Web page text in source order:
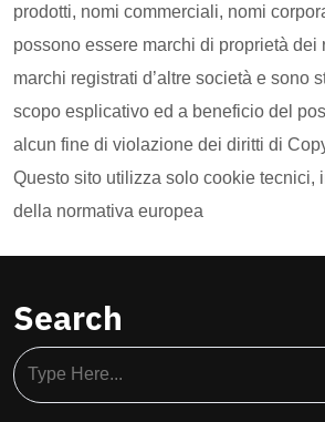
prodotti, nomi commerciali, nomi
possono essere marchi di proprietà dei
marchi registrati d’altre società e sono
scopo esplicativo ed a beneficio del
alcun fine di violazione dei diritti di
Questo sito utilizza solo cookie tecnici,
della normativa europea
Search